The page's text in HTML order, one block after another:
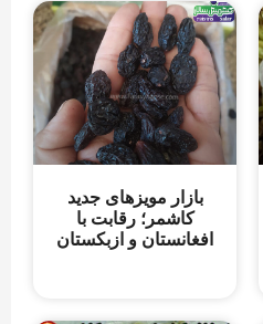
بازار مویزهای جدید
کاشمر؛ رقابت با
افغانستان و ازبکستان